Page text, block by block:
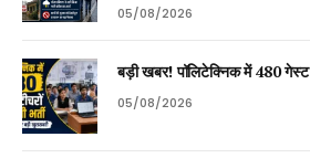
05/08/2026
बड़ी खबर! पॉलिटेक्निक में 480 गेस्ट
05/08/2026